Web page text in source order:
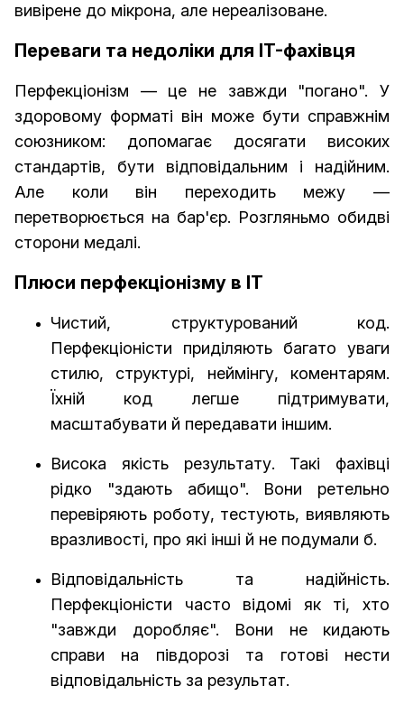
вивірене до мікрона, але нереалізоване.
Переваги та недоліки для IT-фахівця
Перфекціонізм — це не завжди "погано". У
здоровому форматі він може бути справжнім
союзником: допомагає досягати високих
стандартів, бути відповідальним і надійним.
Але коли він переходить межу —
перетворюється на бар'єр. Розгляньмо обидві
сторони медалі.
Плюси перфекціонізму в IT
Чистий, структурований код.
Перфекціоністи приділяють багато уваги
стилю, структурі, неймінгу, коментарям.
Їхній код легше підтримувати,
масштабувати й передавати іншим.
Висока якість результату. Такі фахівці
рідко "здають абищо". Вони ретельно
перевіряють роботу, тестують, виявляють
вразливості, про які інші й не подумали б.
Відповідальність та надійність.
Перфекціоністи часто відомі як ті, хто
"завжди доробляє". Вони не кидають
справи на півдорозі та готові нести
відповідальність за результат.